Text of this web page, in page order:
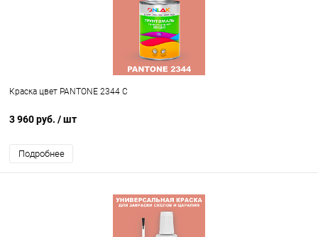
Краска цвет PANTONE 2344 C
3 960 руб. / шт
Подробнее